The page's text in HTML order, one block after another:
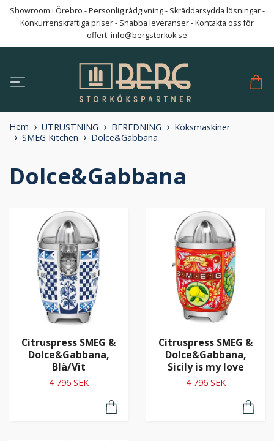
Showroom i Örebro - Personlig rådgivning - Skräddarsydda lösningar -
Konkurrenskraftiga priser - Snabba leveranser - Kontakta oss för
offert: info@bergstorkok.se
Hem UTRUSTNING BEREDNING
Köksmaskiner
SMEG Kitchen
Dolce&Gabbana
Dolce&Gabbana
Citruspress SMEG &
Dolce&Gabbana,
Blå/Vit
4 796 SEK
Citruspress SMEG &
Dolce&Gabbana,
Sicily is my love
4 796 SEK